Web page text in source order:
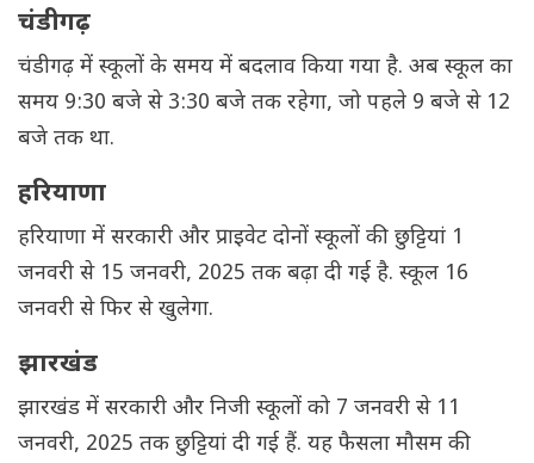
चंडीगढ़
चंडीगढ़ में स्कूलों के समय में बदलाव किया गया है. अब स्कूल का
समय 9:30 बजे से 3:30 बजे तक रहेगा, जो पहले 9 बजे से 12
बजे तक था.
हरियाणा
हरियाणा में सरकारी और प्राइवेट दोनों स्कूलों की छुट्टियां 1
जनवरी से 15 जनवरी, 2025 तक बढ़ा दी गई है. स्कूल 16
जनवरी से फिर से खुलेगा.
झारखंड
झारखंड में सरकारी और निजी स्कूलों को 7 जनवरी से 11
जनवरी, 2025 तक छुट्टियां दी गई हैं. यह फैसला मौसम की